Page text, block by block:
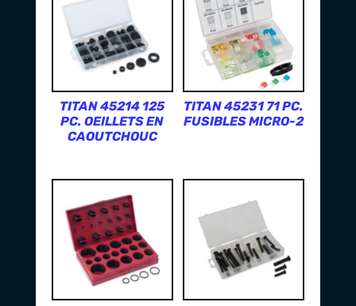
TITAN 45214 125
PC. OEILLETS EN
CAOUTCHOUC
TITAN 45231 71 PC.
FUSIBLES MICRO-2